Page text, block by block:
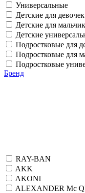
Универсальные
Детские для девочек
Детские для
Детские
Подростковые для
Подростковые для
Подростковые
Бренд
RAY-BAN
AKK
AKONI
ALEXANDER Mc